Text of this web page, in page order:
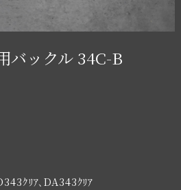
バックル 34C-B
ｸﾘｱ､DA343ｸﾘｱ